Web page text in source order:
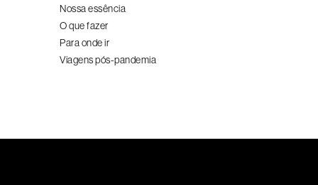
Nossa essência
O que fazer
Para onde ir
Viagens pós-pandemia